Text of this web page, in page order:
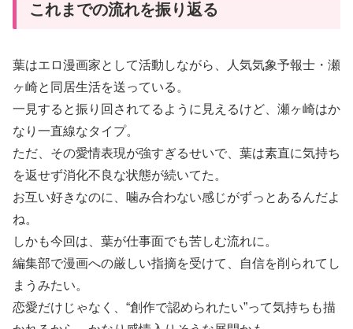
これまでの流れを振り返る
葉はエロ漫画家として活動しながら、人気気象予報士・瀬
ヶ崎と同居生活を送っている。
一見すると振り回されてるように見えるけど、瀬ヶ崎はか
なり一直線なタイプ。
ただ、その愛情表現が強すぎるせいで、葉は素直に気持ち
を返せず消化不良な状態が続いてた。
お互い好きなのに、噛み合わない感じがずっとあるんだよ
ね。
しかも今回は、葉が仕事面でも苦しむ流れに。
編集部で漫画への厳しい指摘を受けて、自信を削られてし
まうみたい。
恋愛だけじゃなく、“創作で認められたい”って気持ちも描